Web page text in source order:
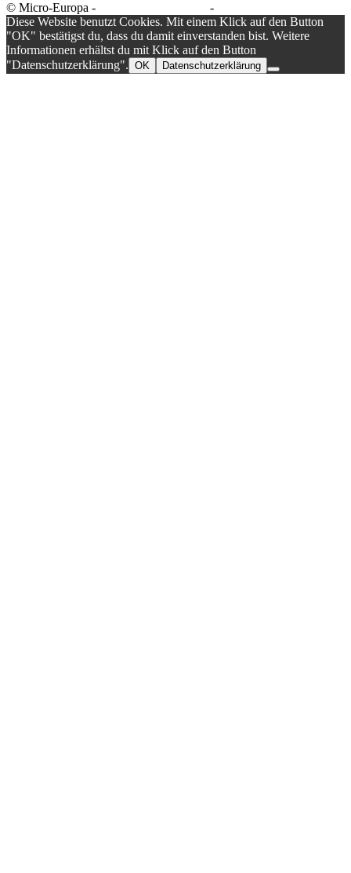
© Micro-Europa -
-
Diese Website benutzt Cookies. Mit einem Klick auf den Button
"OK" bestätigst du, dass du damit einverstanden bist. Weitere
Informationen erhältst du mit Klick auf den Button
"Datenschutzerklärung". OK Datenschutzerklärung